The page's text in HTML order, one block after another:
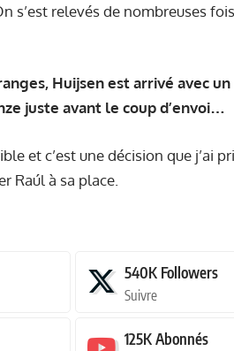
s’est relevés de nombreuses
Huijsen est arrivé avec
juste avant le coup d’envoi…
et c’est une décision que j’ai
Raúl à sa place.
540K Followers
Suivre
125KAbonnés